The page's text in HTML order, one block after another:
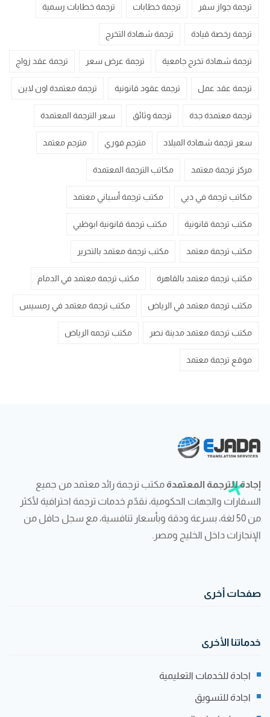
ترجمة جواز سفر ترجمة خطابات ترجمة خطابات رسمية
ترجمة رخصة قيادة ترجمة شهادة التخرج
ترجمة شهادة تخرج جامعية ترجمة عرض سعر ترجمة عقد زواج
ترجمة عقد عمل ترجمة عقود قانونية ترجمة معتمدة اون لاين
ترجمة معتمدة جدة ترجمة وثائق سعر الترجمة المعتمدة
سعر ترجمة شهادة الميلاد مترجم فوري مترجم معتمد
مركز ترجمة معتمد مكاتب الترجمة المعتمدة
مكاتب ترجمة في دبي مكتب ترجمة أسباني معتمد
مكتب ترجمة قانونية مكتب ترجمة قانونية ابوظبي
مكتب ترجمة معتمد مكتب ترجمة معتمد بالتحرير
مكتب ترجمة معتمد بالقاهرة مكتب ترجمة معتمد في الدمام
مكتب ترجمة معتمد في الرياض مكتب ترجمة معتمد في رمسيس
مكتب ترجمة معتمد مدينة نصر مكتب ترجمه الرياض
موقع ترجمة معتمد
إجادة للترجمة المعتمدة مكتب ترجمة رائد معتمد من جميع
السفارات والجهات الحكومية، نقدّم خدمات ترجمة احترافية لأكثر
من 50 لغة، بسرعة ودقة وبأسعار تنافسية، مع سجل حافل من
الإنجازات داخل الخليج ومصر.
صفحات أخرى
خدماتنا الأخرى
اجادة للخدمات التعليمية
اجادة للتسويق